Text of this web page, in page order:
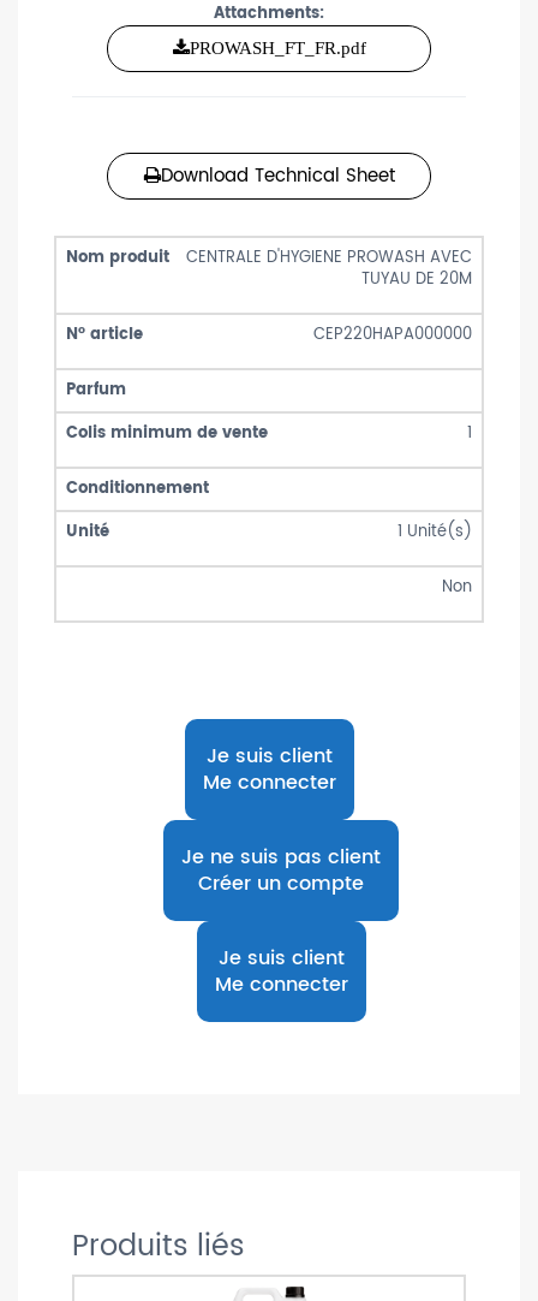
Attachments:
PROWASH_FT_FR.pdf
Download Technical Sheet
CENTRALE D'HYGIENE PROWASH AVEC
TUYAU DE 20M
CEP220HAPA000000
1
1 Unité(s)
Non
Je suis client
Me connecter
Je ne suis pas client
Créer un compte
Je suis client
Me connecter
Produits liés